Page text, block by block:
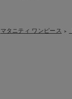
マタニティ ワンピース ＞